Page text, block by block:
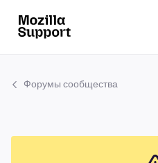
Форумы сообщества